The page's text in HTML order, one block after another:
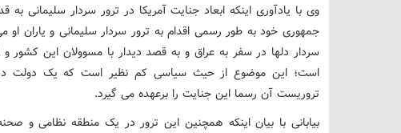
وی با یادآوری اینکه ابعاد جنایت آمریکا در ترور سردار
جمهوری خود به طور رسمی اقدام به ترور سردار سلیمانی و یاران
سردار دلها در سفر به عراق و به قصد دیدار با مسوولان این کشور و
است؛ این موضوع از حیث سیاسی کم نظیر است که یک دولت
تروریست آن رسما این جنایت را برعهده می گیرد.
بیابانی با بیان اینکه همچنین این ترور در یک منطقه نظامی و